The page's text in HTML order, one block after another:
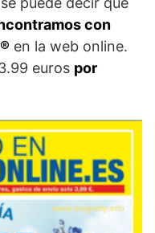
con
en la web online.
euros por